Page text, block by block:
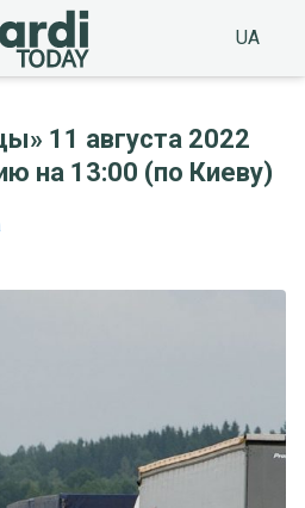
UA
11 августа 2022
на 13:00 (по Киеву)